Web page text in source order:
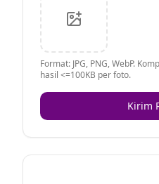
Format: JPG, PNG, WebP.
hasil <=100KB per foto.
Kirim